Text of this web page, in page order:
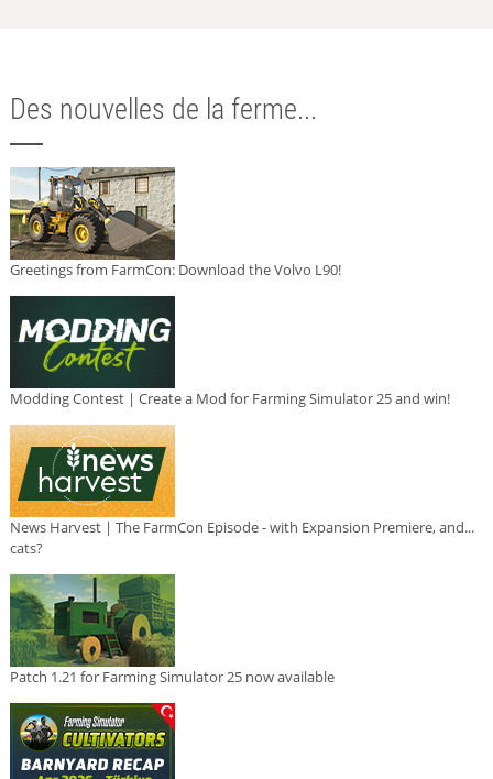
Des nouvelles de la ferme...
Greetings from FarmCon: Download the Volvo L90!
Modding Contest | Create a Mod for Farming Simulator 25 and win!
News Harvest | The FarmCon Episode - with Expansion Premiere, and...
cats?
Patch 1.21 for Farming Simulator 25 now available